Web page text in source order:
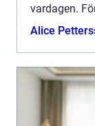
vardagen.
finns
Alice